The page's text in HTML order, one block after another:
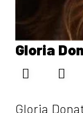
Gloria
Gloria